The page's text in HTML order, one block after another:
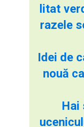
litat
razele
Idei de
nouă
Hai